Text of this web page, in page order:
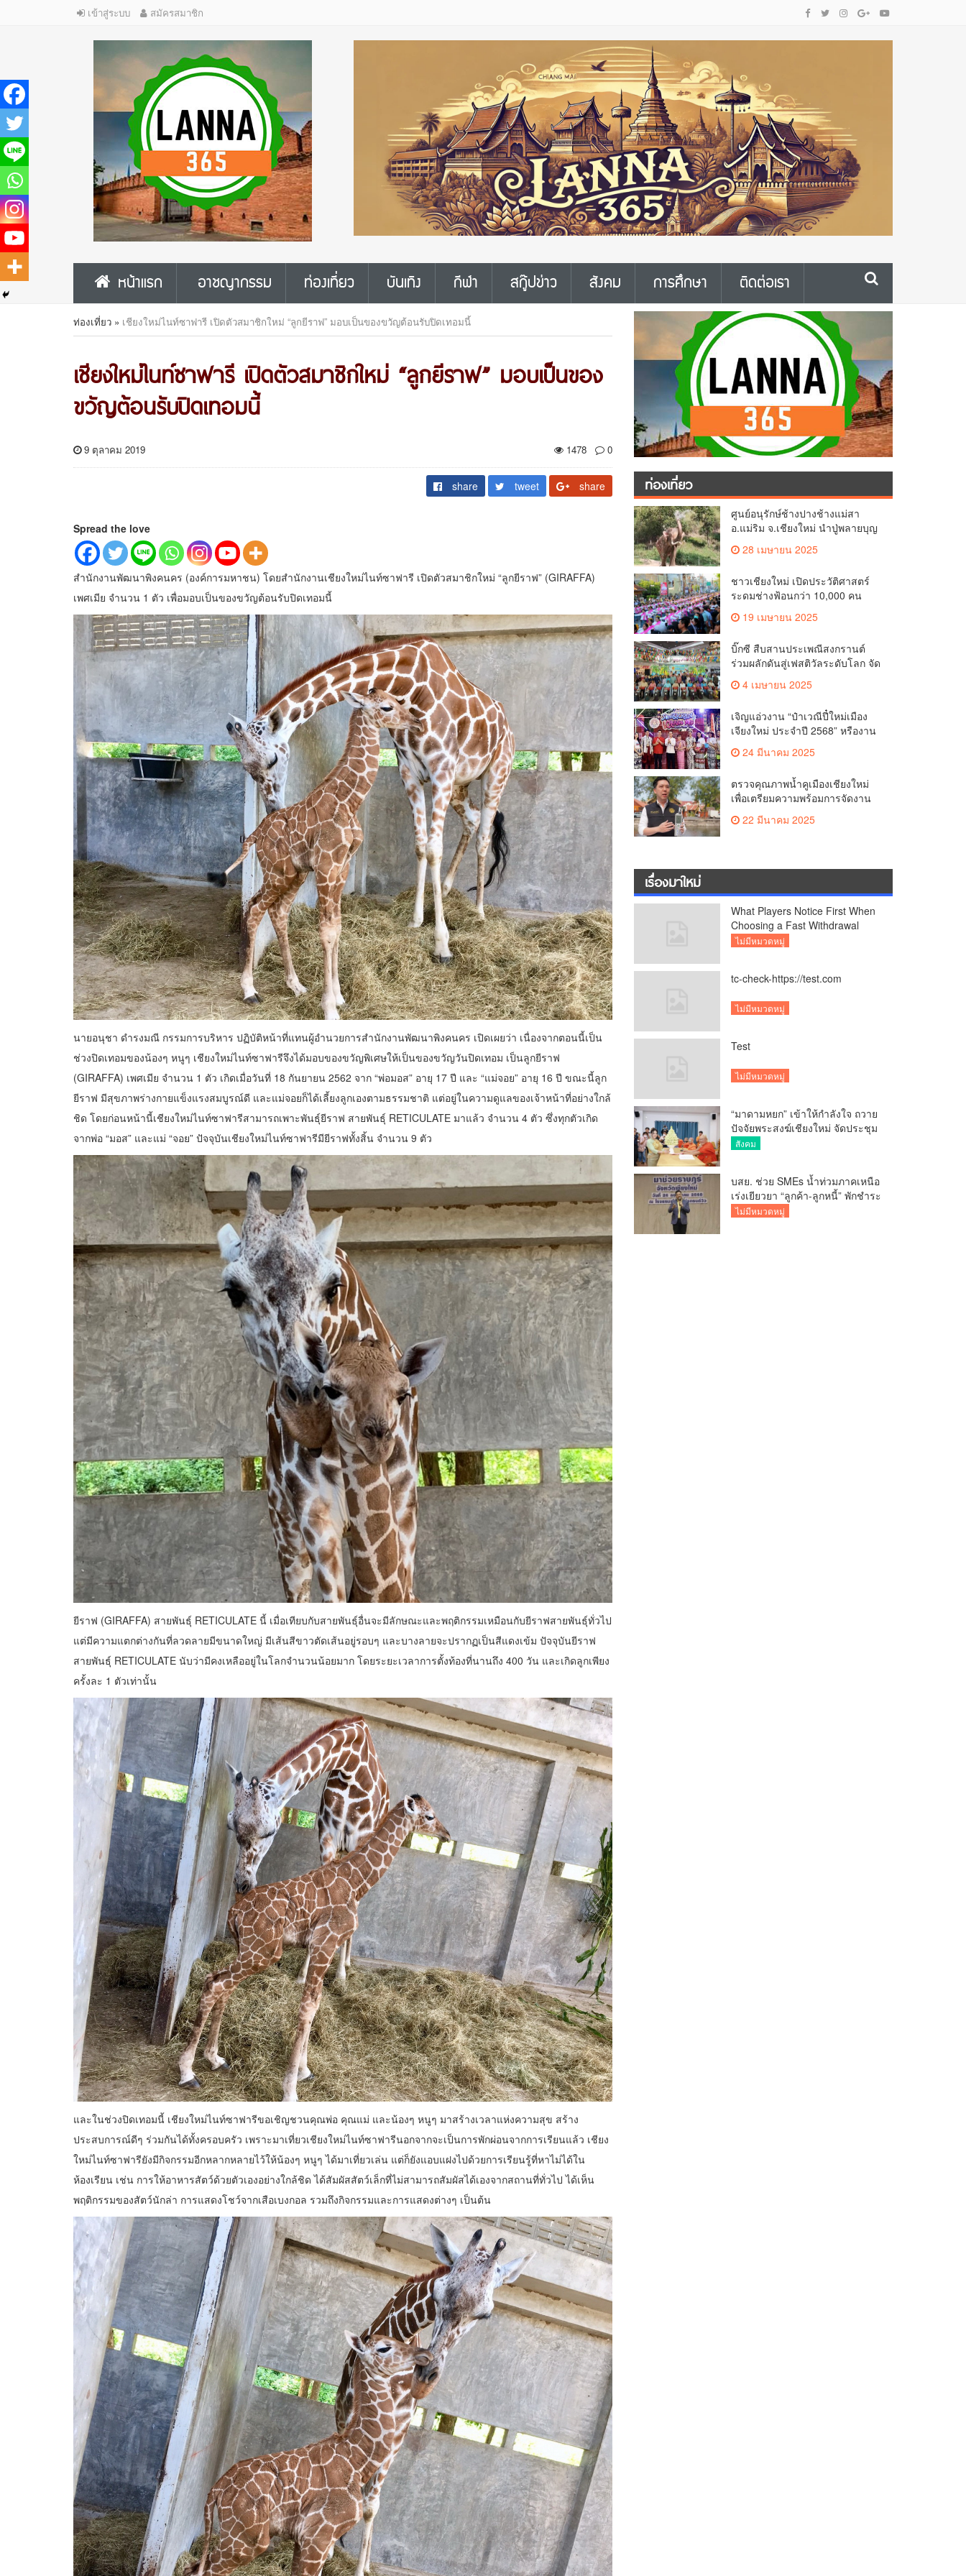
เข้าสู่ระบบ สมัครสมาชิก
หน้าแรก อาชญากรรม ท่องเที่ยว บันเทิง กีฬา สกู๊ปข่าว สังคม การศึกษา ติดต่อเรา
ท่องเที่ยว » เชียงใหม่ไนท์ซาฟารี เปิดตัวสมาชิกใหม่ “ลูกยีราฟ” มอบเป็นของขวัญต้อนรับปิดเทอมนี้
เชียงใหม่ไนท์ซาฟารี เปิดตัวสมาชิกใหม่ “ลูกยีราฟ” มอบเป็นของ
ขวัญต้อนรับปิดเทอมนี้
9 ตุลาคม 2019 1478 0
share tweet share
Spread the love
สำนักงานพัฒนาพิงคนคร (องค์การมหาชน) โดยสำนักงานเชียงใหม่ไนท์ซาฟารี เปิดตัวสมาชิกใหม่ “ลูกยีราฟ” (GIRAFFA)
เพศเมีย จำนวน 1 ตัว เพื่อมอบเป็นของขวัญต้อนรับปิดเทอมนี้
นายอนุชา ดำรงมณี กรรมการบริหาร ปฏิบัติหน้าที่แทนผู้อำนวยการสำนักงานพัฒนาพิงคนคร เปิดเผยว่า เนื่องจากตอนนี้เป็น
ช่วงปิดเทอมของน้องๆ หนูๆ เชียงใหม่ไนท์ซาฟารีจึงได้มอบของขวัญพิเศษให้เป็นของขวัญวันปิดเทอม เป็นลูกยีราฟ
(GIRAFFA) เพศเมีย จำนวน 1 ตัว เกิดเมื่อวันที่ 18 กันยายน 2562 จาก “พ่อมอส” อายุ 17 ปี และ “แม่จอย” อายุ 16 ปี ขณะนี้ลูก
ยีราฟ มีสุขภาพร่างกายแข็งแรงสมบูรณ์ดี และแม่จอยก็ได้เลี้ยงลูกเองตามธรรมชาติ แต่อยู่ในความดูแลของเจ้าหน้าที่อย่างใกล้
ชิด โดยก่อนหน้านี้เชียงใหม่ไนท์ซาฟารีสามารถเพาะพันธุ์ยีราฟ สายพันธุ์ RETICULATE มาแล้ว จำนวน 4 ตัว ซึ่งทุกตัวเกิด
จากพ่อ “มอส” และแม่ “จอย” ปัจจุบันเชียงใหม่ไนท์ซาฟารีมียีราฟทั้งสิ้น จำนวน 9 ตัว
ยีราฟ (GIRAFFA) สายพันธุ์ RETICULATE นี้ เมื่อเทียบกับสายพันธุ์อื่นจะมีลักษณะและพฤติกรรมเหมือนกับยีราฟสายพันธุ์ทั่วไป
แต่มีความแตกต่างกันที่ลวดลายมีขนาดใหญ่ มีเส้นสีขาวตัดเส้นอยู่รอบๆ และบางลายจะปรากฏเป็นสีแดงเข้ม ปัจจุบันยีราฟ
สายพันธุ์ RETICULATE นับว่ามีคงเหลืออยู่ในโลกจำนวนน้อยมาก โดยระยะเวลาการตั้งท้องที่นานถึง 400 วัน และเกิดลูกเพียง
ครั้งละ 1 ตัวเท่านั้น
และในช่วงปิดเทอมนี้ เชียงใหม่ไนท์ซาฟารีขอเชิญชวนคุณพ่อ คุณแม่ และน้องๆ หนูๆ มาสร้างเวลาแห่งความสุข สร้าง
ประสบการณ์ดีๆ ร่วมกันได้ทั้งครอบครัว เพราะมาเที่ยวเชียงใหม่ไนท์ซาฟารีนอกจากจะเป็นการพักผ่อนจากการเรียนแล้ว เชียง
ใหม่ไนท์ซาฟารียังมีกิจกรรมอีกหลากหลายไว้ให้น้องๆ หนูๆ ได้มาเที่ยวเล่น แต่ก็ยังแอบแฝงไปด้วยการเรียนรู้ที่หาไม่ได้ใน
ห้องเรียน เช่น การให้อาหารสัตว์ด้วยตัวเองอย่างใกล้ชิด ได้สัมผัสสัตว์เล็กที่ไม่สามารถสัมผัสได้เองจากสถานที่ทั่วไป ได้เห็น
พฤติกรรมของสัตว์นักล่า การแสดงโชว์จากเสือเบงกอล รวมถึงกิจกรรมและการแสดงต่างๆ เป็นต้น
ท่องเที่ยว
ศูนย์อนุรักษ์ช้างปางช้างแม่สา
อ.แม่ริม จ.เชียงใหม่ นำปู่พลายบุญ
เป็ง วัยกว่า 65 ปี เข้าสู่บ้านพักช้าง
ชรา เพื่อพักผ่อนเต็มที่
28 เมษายน 2025
ชาวเชียงใหม่ เปิดประวัติศาสตร์
ระดมช่างฟ้อนกว่า 10,000 คน
ร่วมบันทึกสถิติโลก Guinness
World Records สำเร็จทำลายสถิติ
7,218 คน เฉลิมฉลองในวาระครบ
รอบ 729 ปีแห่งการสถาปนาเมือง
เชียงใหม่
19 เมษายน 2025
บิ๊กซี สืบสานประเพณีสงกรานต์
ร่วมผลักดันสู่เฟสติวัลระดับโลก จัด
แคมเปญ “สาดสนุกรับสงกรานต์ที่
บิ๊กซี” อัดโปรฉ่ำ ลดสูงสุด 50%
กระตุ้นการเดินทางนักท่องเที่ยว
ไทย – ต่างชาติ คาดยอดขายโตก
ว่า 2,132 ล้านบาท
4 เมษายน 2025
เจิญแอ่วงาน “ป๋าเวณีปี๋ใหม่เมือง
เจียงใหม่ ประจำปี 2568” หรืองาน
สงกรานต์เชียงใหม่
24 มีนาคม 2025
ตรวจคุณภาพน้ำคูเมืองเชียงใหม่
เพื่อเตรียมความพร้อมการจัดงาน
ประเพณีสงกรานต์ หรือป๋าเวณีปี๋
ใหม่เมืองเจียงใหม่ ประจำปี 2568
22 มีนาคม 2025
เรื่องมาใหม่
What Players Notice First When
Choosing a Fast Withdrawal
Casino UK
ไม่มีหมวดหมู่
tc-check-https://test.com
ไม่มีหมวดหมู่
Test
ไม่มีหมวดหมู่
“มาดามหยก” เข้าให้กำลังใจ ถวาย
ปัจจัยพระสงฆ์เชียงใหม่ จัดประชุม
ทำบัญชีรายรับรายจ่ายของวัด กว่า
สังคม
บสย. ช่วย SMEs น้ำท่วมภาคเหนือ
เร่งเยียวยา “ลูกค้า-ลูกหนี้” พักชำระ
ค่าธรรมเนียม-ค่างวด
ไม่มีหมวดหมู่